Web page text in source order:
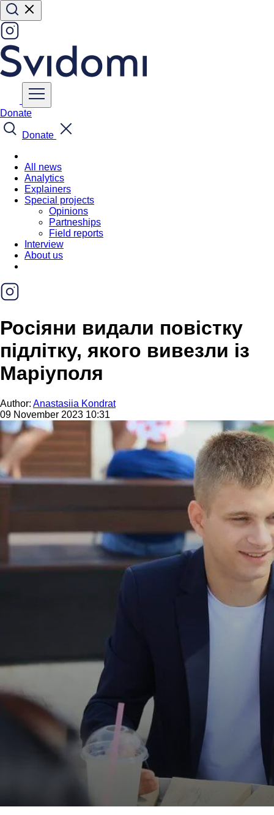
Donate
Donate
All news
Analytics
Explainers
Special projects
Opinions
Partneships
Field reports
Interview
About us
Росіяни видали повістку
підлітку, якого вивезли із
Маріуполя
Author: Anastasiia Kondrat
09 November 2023 10:31